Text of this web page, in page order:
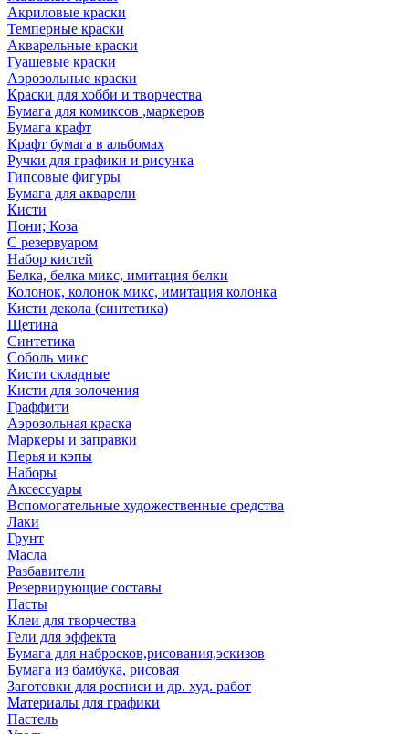
Акриловые краски
Темперные краски
Акварельные краски
Гуашевые краски
Аэрозольные краски
Краски для хобби и творчества
Бумага для комиксов ,маркеров
Бумага крафт
Крафт бумага в альбомах
Ручки для графики и рисунка
Гипсовые фигуры
Бумага для акварели
Кисти
Пони; Коза
С резервуаром
Набор кистей
Белка, белка микс, имитация белки
Колонок, колонок микс, имитация колонка
Кисти декола (синтетика)
Щетина
Синтетика
Соболь микс
Кисти складные
Кисти для золочения
Граффити
Аэрозольная краска
Маркеры и заправки
Перья и кэпы
Наборы
Аксессуары
Вспомогательные художественные средства
Лаки
Грунт
Масла
Разбавители
Резервирующие составы
Пасты
Клеи для творчества
Гели для эффекта
Бумага для набросков,рисования,эскизов
Бумага из бамбука, рисовая
Заготовки для росписи и др. худ. работ
Материалы для графики
Пастель